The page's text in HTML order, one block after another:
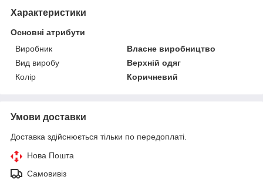
Характеристики
Основні атрибути
Виробник
Власне виробництво
Вид виробу
Верхній одяг
Колір
Коричневий
Умови доставки
Доставка здійснюється тільки по передоплаті.
Нова Пошта
Самовивіз